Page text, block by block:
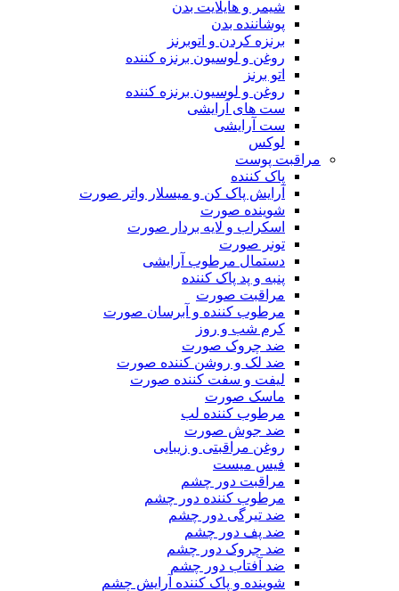
شیمر و هایلایت بدن
پوشاننده بدن
برنزه کردن و اتوبرنز
روغن و لوسیون برنزه کننده
اتو برنز
روغن و لوسیون برنزه کننده
ست های آرایشی
ست آرایشی
لوکس
مراقبت پوست
پاک کننده
آرایش پاک کن و میسلار واتر صورت
شوینده صورت
اسکراب و لایه بردار صورت
تونر صورت
دستمال مرطوب آرایشی
پنبه و پد پاک کننده
مراقبت صورت
مرطوب کننده و آبرسان صورت
کرم شب و روز
ضد چروک صورت
ضد لک و روشن کننده صورت
لیفت و سفت کننده صورت
ماسک صورت
مرطوب کننده لب
ضد جوش صورت
روغن مراقبتی و زیبایی
فیس میست
مراقبت دور چشم
مرطوب کننده دور چشم
ضد تیرگی دور چشم
ضد پف دور چشم
ضد چروک دور چشم
ضد آفتاب دور چشم
شوینده و پاک کننده آرایش چشم